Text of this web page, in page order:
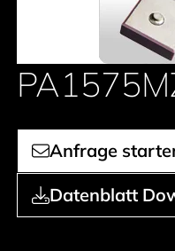
Anfrage
Datenblatt